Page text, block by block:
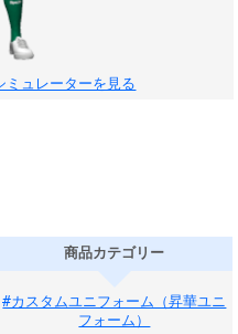
ミュレーターを見る
商品カテゴリー
#カスタムユニフォーム（昇華ユニ
フォーム）